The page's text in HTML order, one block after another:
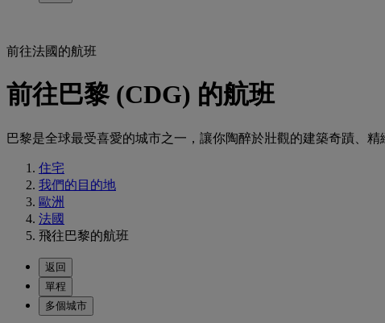
前往法國的航班
前往巴黎 (CDG) 的航班
巴黎是全球最受喜愛的城市之一，讓你陶醉於壯觀的建築奇蹟、精
住宅
我們的目的地
歐洲
法國
飛往巴黎的航班
返回
單程
多個城市